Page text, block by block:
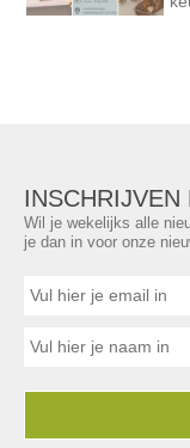
INSCHRIJVEN
Wil je wekelijks alle
je dan in voor onze